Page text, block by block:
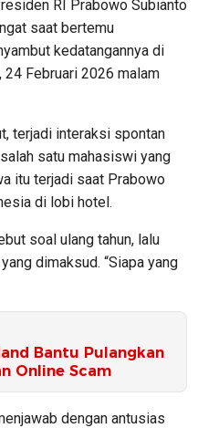
RI Prabowo Subianto
saat bertemu
kedatangannya di
24 Februari 2026 malam
terjadi interaksi spontan
satu mahasiswi yang
itu terjadi saat Prabowo
di lobi hotel.
soal ulang tahun, lalu
dimaksud. “Siapa yang
Bantu Pulangkan
Online Scam
dengan antusias